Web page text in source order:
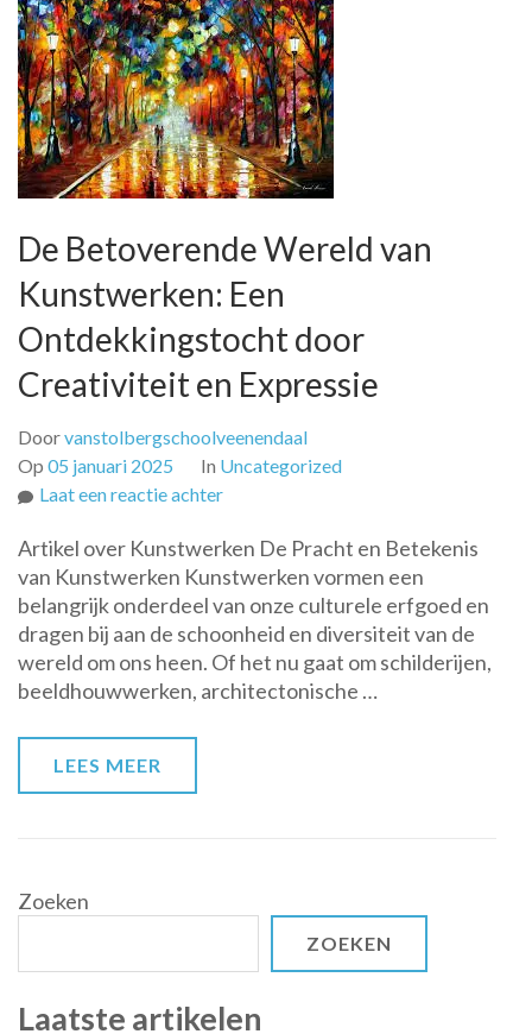
De Betoverende Wereld van
Kunstwerken: Een
Ontdekkingstocht door
Creativiteit en Expressie
Doorvanstolbergschoolveenendaal
Op 05 januari 2025 In Uncategorized
Laat een reactie achterop
Betoverende
Wereld
van
Kunstwerken:
Een
Ontdekkingstocht
Artikel over Kunstwerken De Pracht en Betekenis
van Kunstwerken Kunstwerken vormen een
belangrijk onderdeel van onze culturele erfgoed en
dragen bij aan de schoonheid en diversiteit van de
wereld om ons heen. Of het nu gaat om schilderijen,
beeldhouwwerken, architectonische …
LEES MEER
Zoeken
ZOEKEN
Laatste artikelen